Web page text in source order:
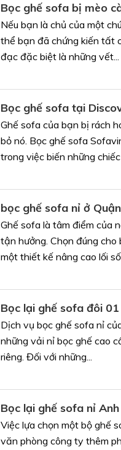
Bọc ghế sofa bị mèo
Nếu bạn là chủ của một
thể bạn đã chứng kiến tất
đạc đặc biệt là những vết...
Bọc ghế sofa tại
Ghế sofa của bạn bị rách
bỏ nó. Bọc ghế sofa
trong việc biến những
bọc ghế sofa nỉ ở
Ghế sofa là tâm điểm của
tận hưởng. Chọn đúng
một thiết kế nâng cao lối
Bọc lại ghế sofa đôi 01
Dịch vụ bọc ghế sofa nỉ
những vải nỉ bọc ghế cao
riêng. Đối với những...
Bọc lại ghế sofa nỉ
Việc lựa chọn một bộ ghế
văn phòng công ty thêm